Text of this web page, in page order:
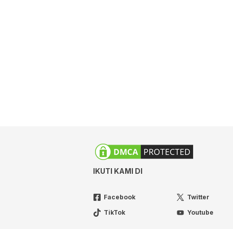
IKUTI KAMI DI
Facebook Twitter
TikTok
Youtube